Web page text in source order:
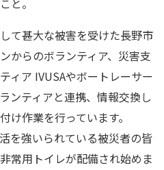
と。
て甚大な被害を受けた長野市
からのボランティア、災害支
ィア IVUSAやボートレーサー
ンティアと連携、情報交換し
け作業を行っています。
を強いられている被災者の皆
常用トイレが配備され始めま